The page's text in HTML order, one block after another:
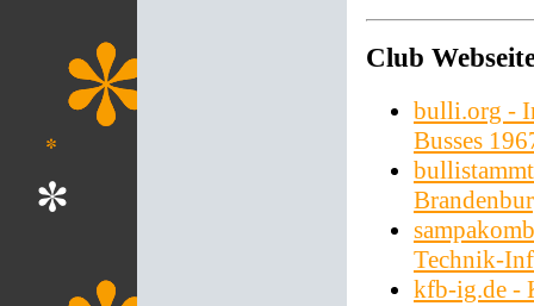
Club
bulli.org -
Busses
Technik-
kfb-ig.de -